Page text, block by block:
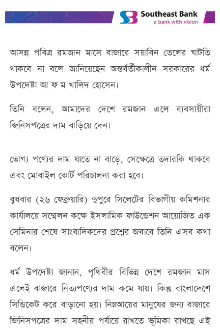
আসন্ন পবিত্র রমজান মাসে বাজারে সয়াবিন তেলের ঘাটতি
থাকবে না বলে জানিয়েছেন অন্তর্বর্তীকালীন সরকারের ধর্ম
উপদেষ্টা আ ফ ম খালিদ হোসেন।
তিনি বলেন, আমাদের দেশে রমজান এলে ব্যবসায়ীরা
জিনিসপত্রের দাম বাড়িয়ে দেন।
ভোগ্য পণ্যের দাম যাতে না বাড়ে, সেক্ষেত্রে তদারকি থাকবে
এবং মোবাইল কোর্ট পরিচালনা করা হবে।
বুধবার (২৬ ফেব্রুয়ারি) দুপুরে সিলেটের বিভাগীয় কমিশনার
কার্যালয়ে সম্মেলন কক্ষে ইসলামিক ফাউন্ডেশন আয়োজিত এক
সেমিনার শেষে সাংবাদিকদের প্রশ্নের জবাবে তিনি এসব কথা
বলেন।
ধর্ম উপদেষ্টা জানান, পৃথিবীর বিভিন্ন দেশে রমজান মাস
এলেই বাজারে নিত্যপণ্যের দাম কমে যায়। কিন্তু বাংলাদেশে
সিন্ডিকেট করে বাড়ানো হয়। নিম্নআয়ের মানুষের জন্য বাজারে
জিনিসপত্রের দাম সহনীয় পর্যায়ে রাখতে ভূমিকা রাখছে এই